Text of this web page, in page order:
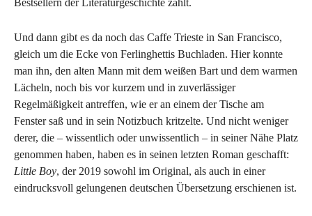
Bestsellern der Literaturgeschichte zählt.
Und dann gibt es da noch das Caffe Trieste in San Francisco,
gleich um die Ecke von Ferlinghettis Buchladen. Hier konnte
man ihn, den alten Mann mit dem weißen Bart und dem warmen
Lächeln, noch bis vor kurzem und in zuverlässiger
Regelmäßigkeit antreffen, wie er an einem der Tische am
Fenster saß und in sein Notizbuch kritzelte. Und nicht weniger
derer, die – wissentlich oder unwissentlich – in seiner Nähe Platz
genommen haben, haben es in seinen letzten Roman geschafft:
Little Boy, der 2019 sowohl im Original, als auch in einer
eindrucksvoll gelungenen deutschen Übersetzung erschienen ist.